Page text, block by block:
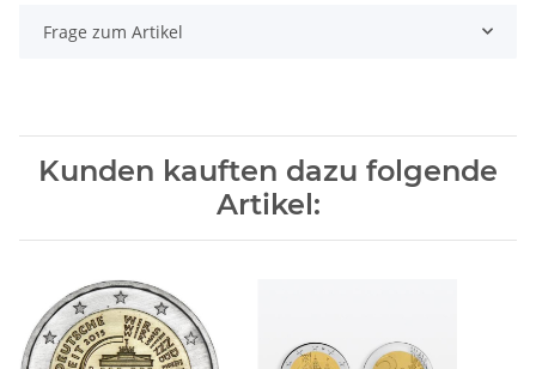
Frage zum Artikel
Kunden kauften dazu folgende
Artikel: